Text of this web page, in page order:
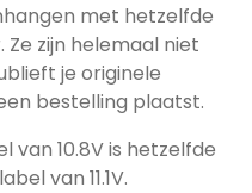
met hetzelfde
zijn helemaal niet
je originele
bestelling plaatst.
van 10.8V is hetzelfde
van 11.1V.